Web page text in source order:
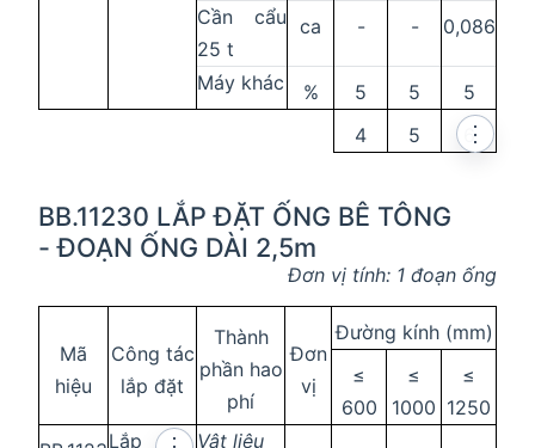
Cần cẩu
25 t
ca - - 0,086
Máy khác % 5 5
5
4
5 6
BB.11230 LẮP ĐẶT ỐNG BÊ TÔNG
- ĐOẠN ỐNG DÀI 2,5m
⋮
Đơn vị tính: 1 đoạn ống
Mã
hiệu
Công tác
lắp đặt
Thành
phần hao
phí
Đơn
vị
Đường kính (mm)
≤
600
≤
1000
≤
1250
Lắp
Vật liệu